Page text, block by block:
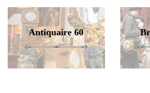
Antiquaire 60